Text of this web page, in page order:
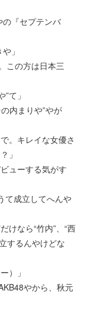
『セプテンバ
」
この方は日本三
て」
内まりや”やが
。キレイな女優さ
」
ューする気がす
て成立してへんや
けなら“竹内”、“西
するんやけどな
）」
やから、秋元